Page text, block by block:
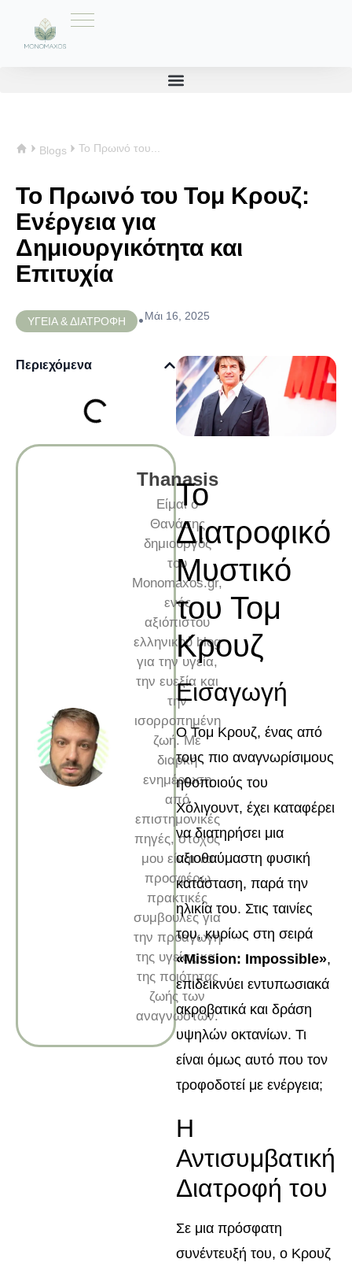
Blogs Το Πρωινό του...
Το Πρωινό του Τομ Κρουζ:
Ενέργεια για
Δημιουργικότητα και
Επιτυχία
ΥΓΕΙΑ & ΔΙΑΤΡΟΦΗ •Μάι 16, 2025
Περιεχόμενα
Thanasis
Είμαι ο
Θανάσης
δημιουργός
του
Monomaxos.gr,
ενός
αξιόπιστου
ελληνικού blog
για την υγεία,
την ευεξία και
την
ισορροπημένη
ζωή. Με
διαρκή
ενημέρωση
από
επιστημονικές
πηγές, στόχος
μου είναι να
προσφέρω
πρακτικές
συμβουλές για
την προαγωγή
της υγείας και
της ποιότητας
ζωής των
αναγνωστών.
Το
Διατροφικό
Μυστικό
του Τομ
Κρουζ
Εισαγωγή
Ο Τομ Κρουζ, ένας από
τους πιο αναγνωρίσιμους
ηθοποιούς του
Χόλιγουντ, έχει καταφέρει
να διατηρήσει μια
αξιοθαύμαστη φυσική
κατάσταση, παρά την
ηλικία του. Στις ταινίες
του, κυρίως στη σειρά
«Mission: Impossible»,
επιδεικνύει εντυπωσιακά
ακροβατικά και δράση
υψηλών οκτανίων. Τι
είναι όμως αυτό που τον
τροφοδοτεί με ενέργεια;
Η
Αντισυμβατική
Διατροφή του
Σε μια πρόσφατη
συνέντευξή του, ο Κρουζ